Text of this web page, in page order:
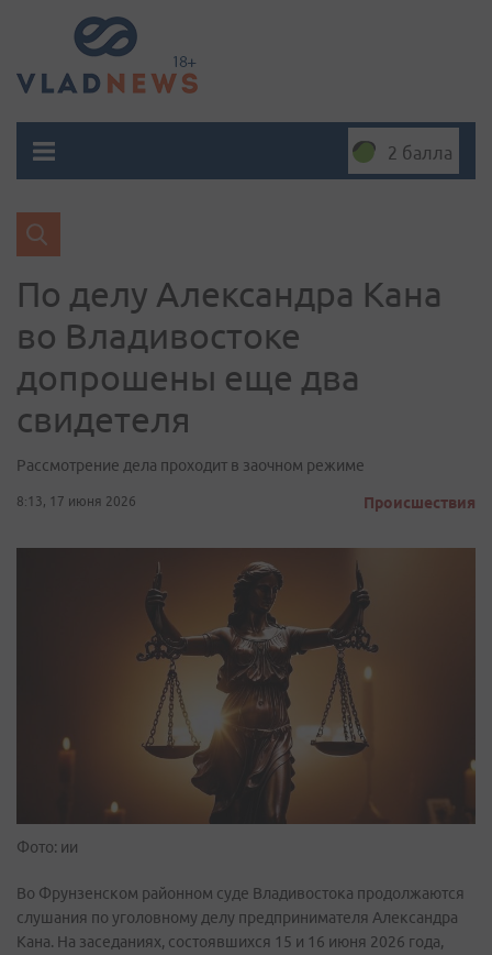
2 балла
По делу Александра Кана
во Владивостоке
допрошены еще два
свидетеля
Рассмотрение дела проходит в заочном режиме
8:13, 17 июня 2026 Происшествия
Фото: ии
Во Фрунзенском районном суде Владивостока продолжаются
слушания по уголовному делу предпринимателя Александра
Кана. На заседаниях, состоявшихся 15 и 16 июня 2026 года,